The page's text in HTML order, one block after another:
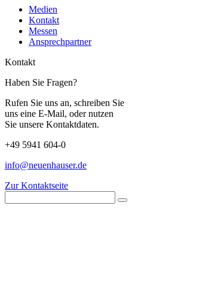
Medien
Kontakt
Messen
Ansprechpartner
Kontakt
Haben Sie Fragen?
Rufen Sie uns an, schreiben Sie
uns eine E-Mail, oder nutzen
Sie unsere Kontaktdaten.
+49 5941 604-0
info@neuenhauser.de
Zur Kontaktseite